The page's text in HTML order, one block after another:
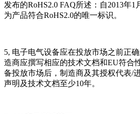
发布的RoHS2.0 FAQ所述：自2013年
为产品符合RoHS2.0的唯一标识。
5, 电子电气设备应在投放市场之前正
造商应撰写相应的技术文档和EU符合
备投放市场后，制造商及其授权代表/
声明及技术文档至少10年。